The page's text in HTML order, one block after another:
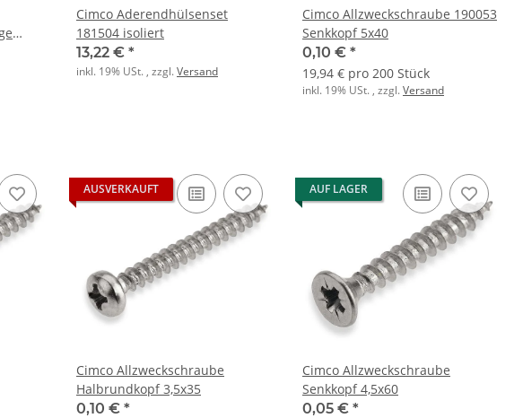
Cimco Aderendhülsenset
181504 isoliert
13,22 € *
inkl. 19% USt. , zzgl.Versand
Cimco Allzweckschraube 190053
Senkkopf 5x40
0,10 € *
19,94 € pro 200 Stück
inkl. 19% USt. , zzgl.Versand
AUSVERKAUFT
Cimco Allzweckschraube
Halbrundkopf 3,5x35
0,10 € *
AUF LAGER
Cimco Allzweckschraube
Senkkopf 4,5x60
0,05 € *